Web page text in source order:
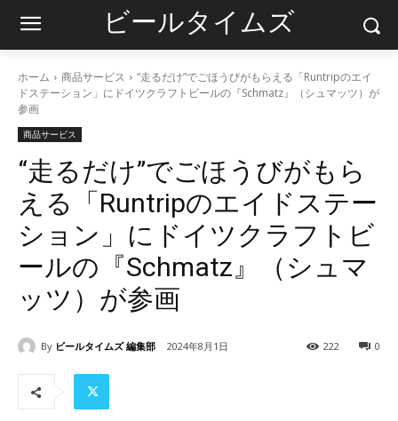
ビールタイムズ
ホーム 商品サービス
“走るだけ”でごほうびがもらえる「Runtripのエイ
ドステーション」にドイツクラフトビールの『Schmatz』（シュマッツ）が
参画
商品サービス
“走るだけ”でごほうびがもら
える「Runtripのエイドステー
ション」にドイツクラフトビ
ールの『Schmatz』（シュマ
ッツ）が参画
By ビールタイムズ 編集部 2024年8月1日 0
222